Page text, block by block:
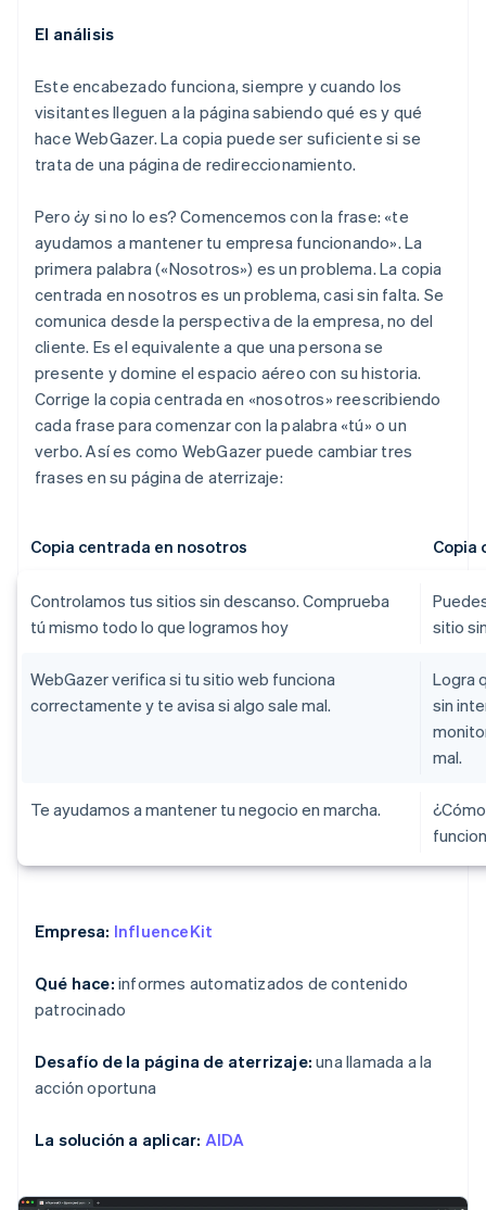
El análisis
Este encabezado funciona, siempre y cuando los
visitantes lleguen a la página sabiendo qué es y qué
hace WebGazer. La copia puede ser suficiente si se
trata de una página de redireccionamiento.
Pero ¿y si no lo es? Comencemos con la frase: «te
ayudamos a mantener tu empresa funcionando». La
primera palabra («Nosotros») es un problema. La copia
centrada en nosotros es un problema, casi sin falta. Se
comunica desde la perspectiva de la empresa, no del
cliente. Es el equivalente a que una persona se
presente y domine el espacio aéreo con su historia.
Corrige la copia centrada en «nosotros» reescribiendo
cada frase para comenzar con la palabra «tú» o un
verbo. Así es como WebGazer puede cambiar tres
frases en su página de aterrizaje:
Copia centrada en nosotros Copia
Controlamos tus sitios sin descanso. Comprueba
tú mismo todo lo que logramos hoy
sitio
WebGazer verifica si tu sitio web funciona
correctamente y te avisa si algo sale mal.
Logra
sin
mal.
Te ayudamos a mantener tu negocio en marcha.
Empresa: InfluenceKit
Qué hace: informes automatizados de contenido
patrocinado
Desafío de la página de aterrizaje: una llamada a la
acción oportuna
La solución a aplicar: AIDA